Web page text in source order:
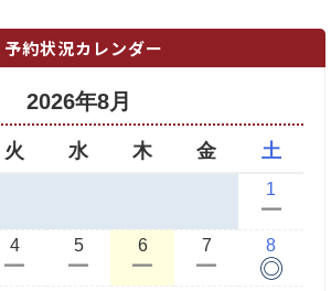
予約状況カレンダー
2026年8月
火 水 木 金 土
1
ー
4
ー
5
ー
6
ー
7
ー
8
◎